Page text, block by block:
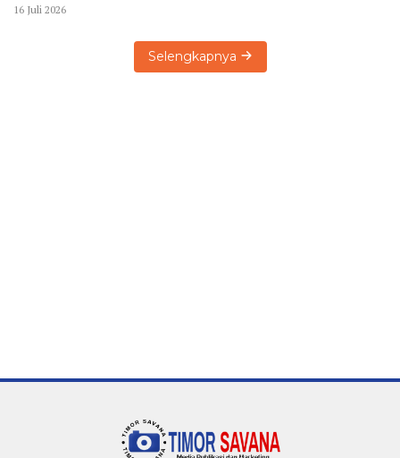
16 Juli 2026
Selengkapnya